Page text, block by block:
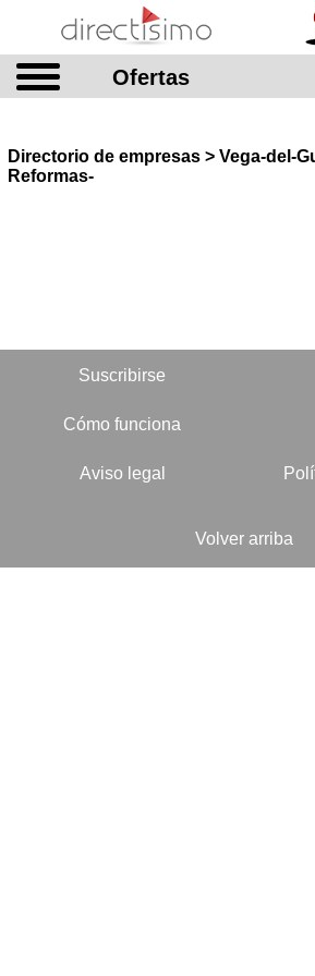
Ofertas
Directorio de empresas > Vega-del-
Reformas-
Suscribirse
Cómo funciona
Aviso legal
Volver arriba